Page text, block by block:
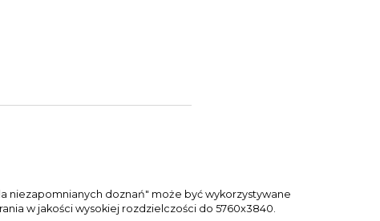
niezapomnianych doznań" może być wykorzystywane
w jakości wysokiej rozdzielczości do 5760x3840.